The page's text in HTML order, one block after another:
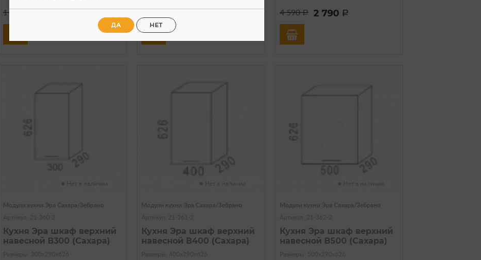
1 790 890 1 190 4 590a 2 790 a
Модули кухни Эра Сахара/Зебрано
Кухня Эра шкаф верхний
навесной В300 (Сахара)
Модули кухни Эра Сахара/Зебрано
Кухня Эра шкаф верхний
навесной В400 (Сахара)
Модули кухни Эра Сахара/Зебрано
Кухня Эра шкаф верхний
навесной В500 (Сахара)
ДА НЕТ